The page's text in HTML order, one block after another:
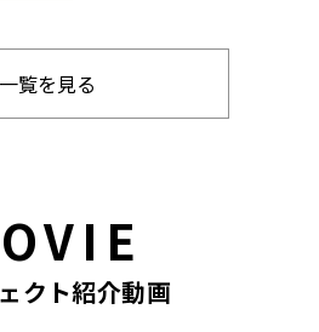
一覧を見る
クト紹介動画